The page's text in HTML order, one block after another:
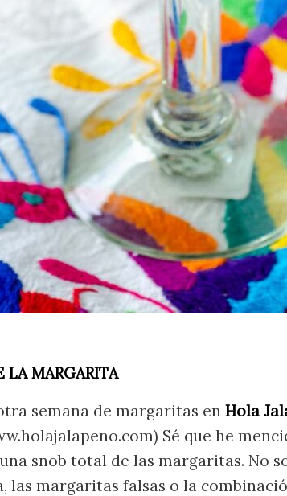
LA MARGARITA
semana de margaritas en Hola
Sé que he
snob total de las margaritas. No
las margaritas falsas o la